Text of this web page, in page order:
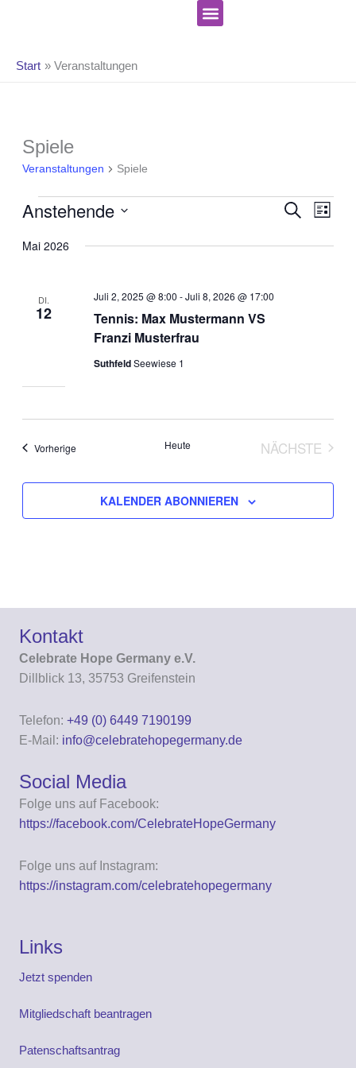
Start Veranstaltungen
Spiele
Veranstaltungen Spiele
Veranstaltungen
und
SUCHE
LISTE
Anstehende
wählen.
Mai 2026
DI.
12
Tennis: Max Mustermann VS
Franzi Musterfrau
Juli 2, 2025 @ 8:00 -Juli 8, 2026 @ 17:00
SuthfeldSeewiese 1
VorherigeVeranstaltungen Heute
NÄCHSTE
KALENDER ABONNIEREN
Kontakt
Celebrate Hope Germany e.V.
Dillblick 13, 35753 Greifenstein
Telefon: +49 (0) 6449 7190199
E-Mail: info@celebratehopegermany.de
Social Media
Folge uns auf Facebook:
https://facebook.com/CelebrateHopeGermany
Folge uns auf Instagram:
https://instagram.com/celebratehopegermany
Links
Jetzt spenden
Mitgliedschaft beantragen
Patenschaftsantrag